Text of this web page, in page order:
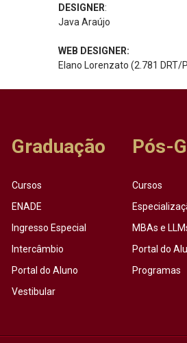
DESIGNER:
Java Araújo
WEB DESIGNER:
Elano Lorenzato (2.781 DRT/
Graduação
Cursos
ENADE
Ingresso Especial
Intercâmbio
Portal do Aluno
Vestibular
Pós-
Cursos
MBAs e
Portal do
Programas